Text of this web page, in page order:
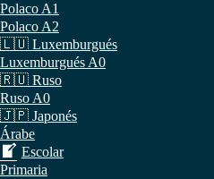
Polaco A1
Polaco A2
🇱🇺 Luxemburgués
Luxemburgués A0
🇷🇺 Ruso
Ruso A0
🇯🇵 Japonés
Árabe
Escolar
Primaria